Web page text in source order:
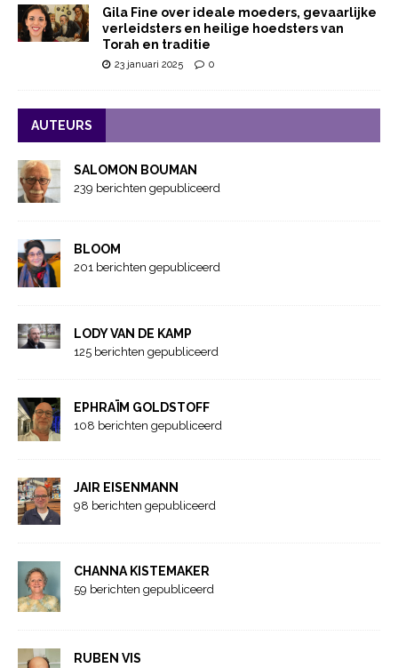
Gila Fine over ideale moeders, gevaarlijke
verleidsters en heilige hoedsters van
Torah en traditie
23 januari 2025 0
AUTEURS
SALOMON BOUMAN
239 berichten gepubliceerd
BLOOM
201 berichten gepubliceerd
LODY VAN DE KAMP
125 berichten gepubliceerd
EPHRAÏM GOLDSTOFF
108 berichten gepubliceerd
JAIR EISENMANN
98 berichten gepubliceerd
CHANNA KISTEMAKER
59 berichten gepubliceerd
RUBEN VIS